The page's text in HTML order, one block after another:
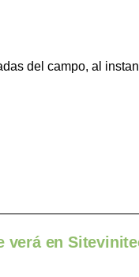
del campo, al
verá en